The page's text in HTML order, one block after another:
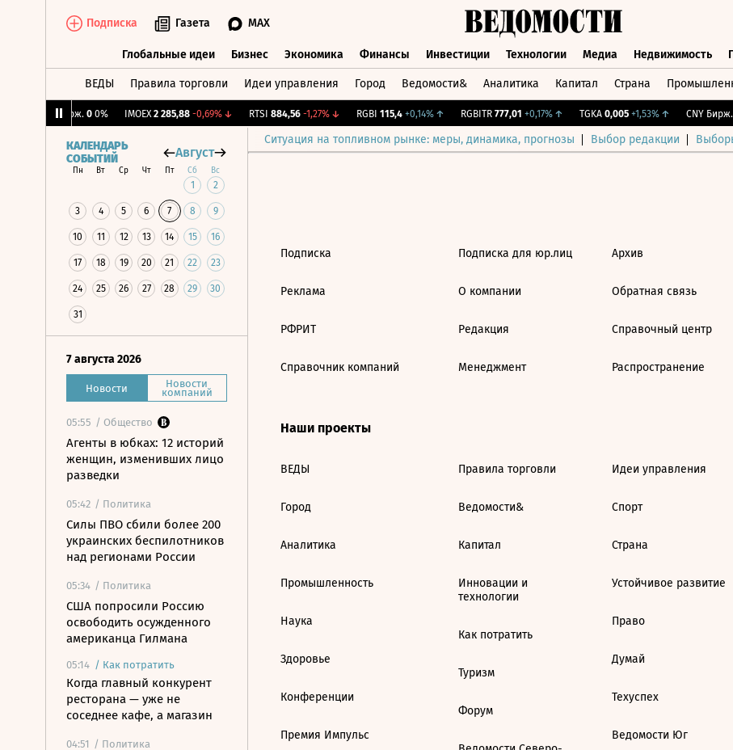
Подписка Газета MAX
Глобальные идеи Бизнес Экономика Финансы Инвестиции Технологии Медиа Недвижимость
ВЕДЫ Правила торговли Идеи управления Город Ведомости& Аналитика Капитал Страна
CNY Бирж. 0 0% IMOEX 2 285,88 -0,69%↓ RTSI 884,56 -1,27%↓ RGBI 115,4 +0,14%↑ RGBITR 777,01 +0,17%↑ TGKA 0,005 +1,53%↑ CNY Бирж. 0
Ситуация на топливном рынке: меры, динамика, прогнозы Выбор редакции
КАЛЕНДАРЬ
СОБЫТИЙ
Август
Пн Вт Ср Чт Пт Сб Вс
1 2
3 4 5 6 7 8 9
10 11 12 13 14 15 16
17 18 19 20 21 22 23
24 25 26 27 28 29 30
31
7 августа 2026
Новости Новости
компаний
05:55 / Общество
Агенты в юбках: 12 историй
женщин, изменивших лицо
разведки
05:42 / Политика
Силы ПВО сбили более 200
украинских беспилотников
над регионами России
05:34 / Политика
США попросили Россию
освободить осужденного
американца Гилмана
05:14 / Как потратить
Когда главный конкурент
ресторана — уже не
соседнее кафе, а магазин
04:51 / Политика
Подписка
Реклама
РФРИТ
Справочник компаний
Подписка для юр.лиц
О компании
Редакция
Менеджмент
Архив
Обратная связь
Справочный центр
Распространение
Наши проекты
ВЕДЫ
Город
Аналитика
Промышленность
Наука
Здоровье
Конференции
Премия Импульс
Правила торговли
Ведомости&
Капитал
Инновации и
технологии
Как потратить
Туризм
Форум
Идеи управления
Спорт
Страна
Устойчивое развитие
Право
Думай
Техуспех
Ведомости Юг